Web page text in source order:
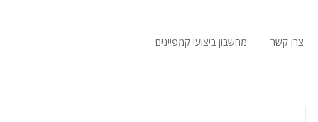
צרו קשר מחשבון ביצועי קמפיינים